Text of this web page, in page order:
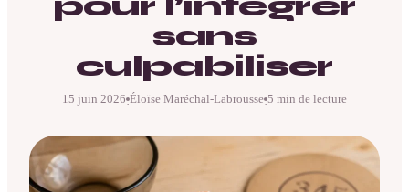
sans
culpabiliser
15 juin 2026·Éloïse Maréchal-Labrousse·5 min de lecture